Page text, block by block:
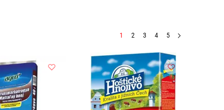
1 2 3 4 5